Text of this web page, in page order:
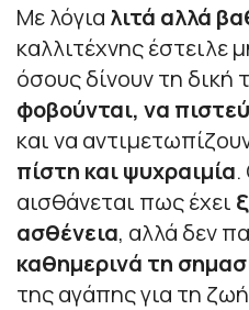
Με λόγια λιτά αλλά
καλλιτέχνης έστειλε
όσους δίνουν τη δική
φοβούνται, να
και να
πίστη και ψυχραιμία.
αισθάνεται πως έχει
ασθένεια, αλλά δεν
καθημερινά τη
της αγάπης για τη